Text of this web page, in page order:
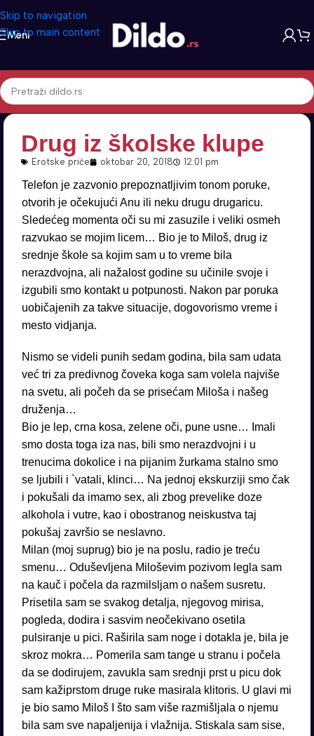
Skip to navigation
Skip to main content
Meni
Drug iz školske klupe
Erotske priče oktobar 20, 2018 12:01 pm
Telefon je zazvonio prepoznatljivim tonom poruke,
otvorih je očekujući Anu ili neku drugu drugaricu.
Sledećeg momenta oči su mi zasuzile i veliki osmeh
razvukao se mojim licem… Bio je to Miloš, drug iz
srednje škole sa kojim sam u to vreme bila
nerazdvojna, ali nažalost godine su učinile svoje i
izgubili smo kontakt u potpunosti. Nakon par poruka
uobičajenih za takve situacije, dogovorismo vreme i
mesto vidjanja.
Nismo se videli punih sedam godina, bila sam udata
već tri za predivnog čoveka koga sam volela najviše
na svetu, ali počeh da se prisećam Miloša i našeg
druženja…
Bio je lep, crna kosa, zelene oči, pune usne… Imali
smo dosta toga iza nas, bili smo nerazdvojni i u
trenucima dokolice i na pijanim žurkama stalno smo
se ljubili i `vatali, klinci… Na jednoj ekskurziji smo čak
i pokušali da imamo sex, ali zbog prevelike doze
alkohola i vutre, kao i obostranog neiskustva taj
pokušaj završio se neslavno.
Milan (moj suprug) bio je na poslu, radio je treću
smenu… Oduševljena Miloševim pozivom legla sam
na kauč i počela da razmilsljam o našem susretu.
Prisetila sam se svakog detalja, njegovog mirisa,
pogleda, dodira i sasvim neočekivano osetila
pulsiranje u pici. Raširila sam noge i dotakla je, bila je
skroz mokra… Pomerila sam tange u stranu i počela
da se dodirujem, zavukla sam srednji prst u picu dok
sam kažiprstom druge ruke masirala klitoris. U glavi mi
je bio samo Miloš I što sam više razmišljala o njemu
bila sam sve napaljenija i vlažnija. Stiskala sam sise,